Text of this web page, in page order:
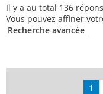
Il y a au total 136
Vous pouvez affiner
Recherche avancée
1